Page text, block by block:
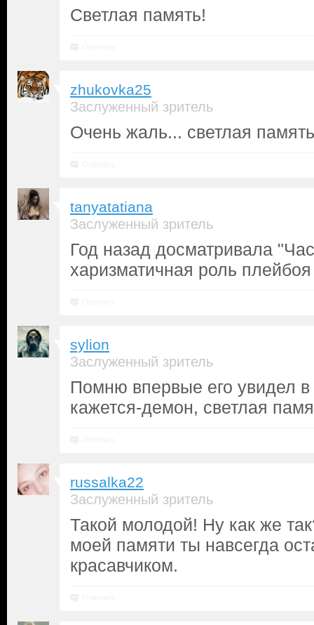
Светлая память!
zhukovka25
Заслуженный зритель
Очень жаль... светлая память
tanyatatiana
Заслуженный зритель
Год назад досматривала
харизматичная роль плейбоя
sylion
Заслуженный зритель
Помню впервые его увидел
кажется-демон, светлая
russalka22
Заслуженный зритель
Такой молодой! Ну как же
моей памяти ты навсегда
красавчиком.